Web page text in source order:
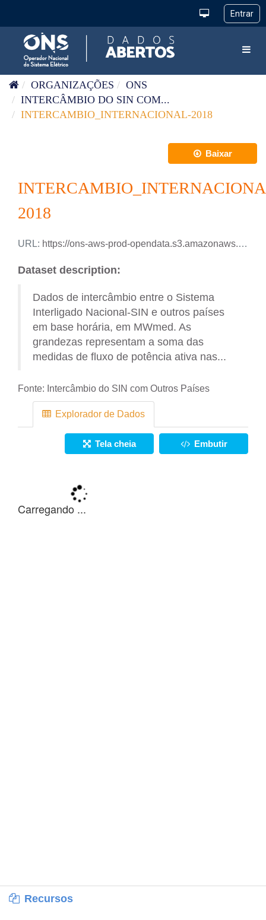
ORGANIZAÇÕES
ONS
INTERCÂMBIO DO SIN COM...
INTERCAMBIO_INTERNACIONAL-2018
Baixar
2018
URL: https://ons-aws-prod-opendata.s3.amazonaws.com/dataset/intercambio_internacional_ho/INTERCAMBIO_INTERNACIONAL_2018.csv
Dataset description:
Dados de intercâmbio entre o Sistema
Interligado Nacional-SIN e outros países
em base horária, em MWmed. As
grandezas representam a soma das
medidas de fluxo de potência ativa nas...
Fonte: Intercâmbio do SIN com Outros Países
Explorador de Dados
Tela cheia Embutir
Recursos